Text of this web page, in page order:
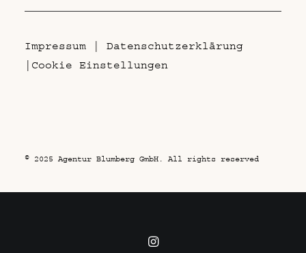
Impressum
Datenschutzerklärung
Cookie Einstellungen
© 2025 Agentur Blumberg GmbH. All rights reserved